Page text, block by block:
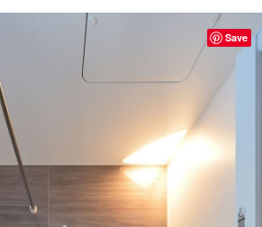
Save